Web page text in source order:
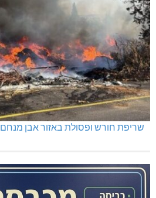
שריפת חורש ופסולת באזור אבן מנחם